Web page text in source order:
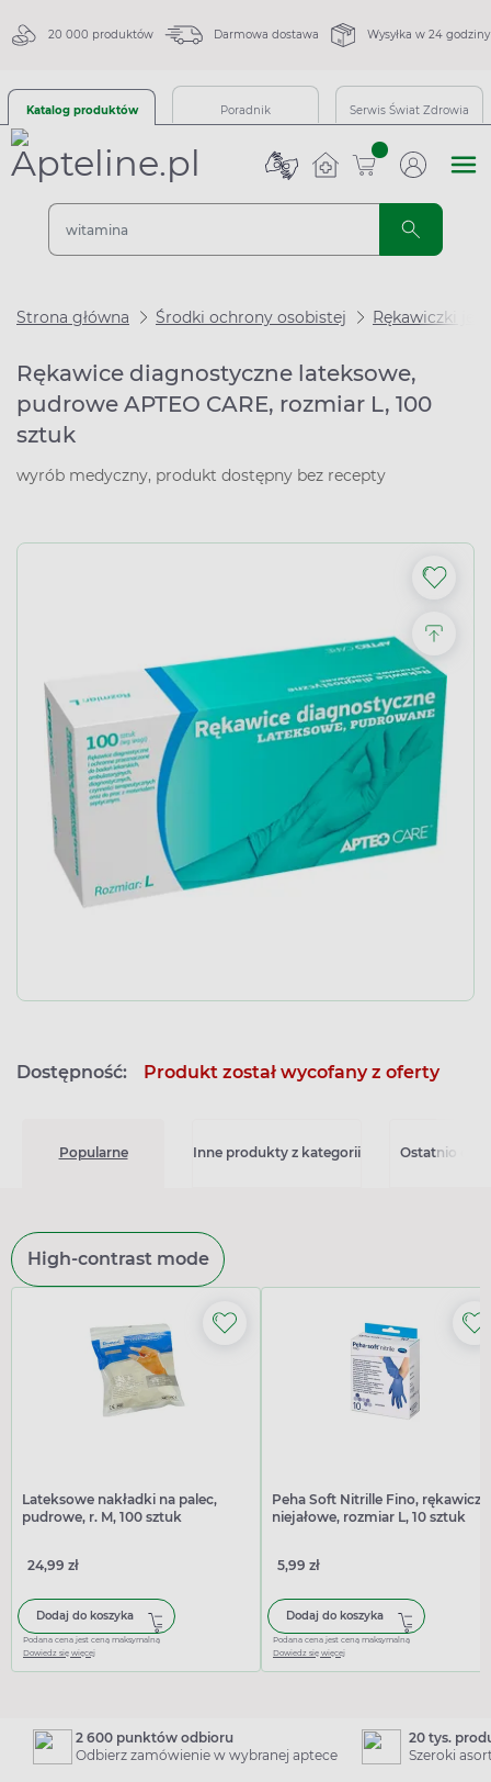
20 000 produktów Darmowa dostawa Wysyłka w 24 godziny
Katalog produktów Poradnik Serwis Świat Zdrowia
sztuk
Strona główna Środki ochrony osobistej Rękawiczki
Rękawice diagnostyczne lateksowe,
pudrowe APTEO CARE, rozmiar L, 100
sztuk
wyrób medyczny, produkt dostępny bez recepty
Dostępność: Produkt został wycofany z oferty
Popularne Inne produkty z kategorii Ostatnio
High-contrast mode
Lateksowe nakładki na palec,
pudrowe, r. M, 100 sztuk
24,99 zł
Dodaj do koszyka
Podana cena jest ceną maksymalną
Dowiedz się więcej
Peha Soft Nitrille Fino,
niejałowe, rozmiar L, 10 sztuk
5,99 zł
Dodaj do koszyka
Podana cena jest ceną maksymalną
Dowiedz się więcej
2 600 punktów odbioru
Odbierz zamówienie w wybranej aptece
20 tys.
Szeroki